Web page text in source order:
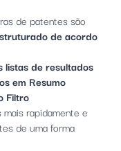
de patentes são
de acordo
listas de resultados
em Resumo
Filtro
rapidamente e
de uma forma